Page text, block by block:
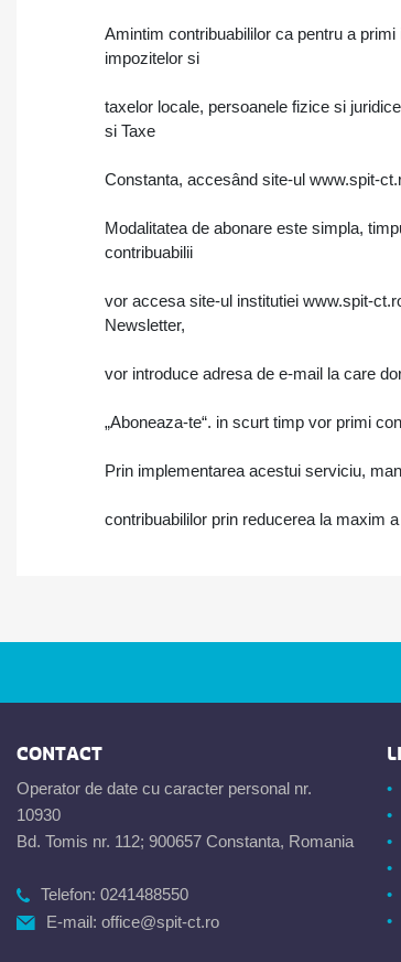
Amintim contribuabililor ca pentru a
impozitelor si
taxelor locale, persoanele fizice si
si Taxe
Constanta, accesând site-ul www.spit-
Modalitatea de abonare este simpla,
contribuabilii
vor accesa site-ul institutiei www.spit-
Newsletter,
vor introduce adresa de e-mail la care
„Aboneaza-te“. in scurt timp vor primi
Prin implementarea acestui serviciu,
contribuabililor prin reducerea la maxim
CONTACT
Operator de date cu caracter personal nr.
10930
Bd. Tomis nr. 112; 900657 Constanta, Romania
Telefon: 0241488550
E-mail: office@spit-ct.ro